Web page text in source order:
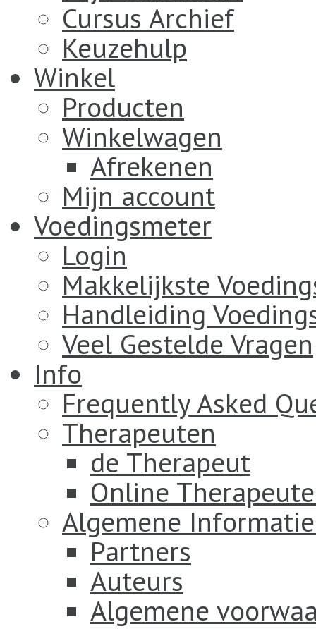
Cursus Archief
Keuzehulp
Winkel
Producten
Winkelwagen
Afrekenen
Mijn account
Voedingsmeter
Login
Makkelijkste
Handleiding
Veel Gestelde Vragen
Info
Frequently Asked
Therapeuten
de Therapeut
Online
Algemene
Partners
Auteurs
Algemene